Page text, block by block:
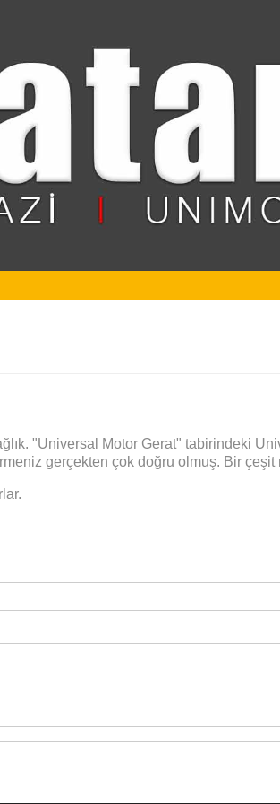
"Universal Motor Gerat" tabirindeki
gerçekten çok doğru olmuş. Bir